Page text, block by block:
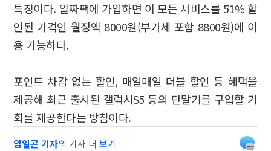
특징이다. 알짜팩에 가입하면 이 모든 서비스를 51% 할
인된 가격인 월정액 8000원(부가세 포함 8800원)에 이
용 가능하다.
포인트 차감 없는 할인, 매일매일 더블 할인 등 혜택을
제공해 최근 출시된 갤럭시S5 등의 단말기를 구입할 기
회를 제공한다는 방침이다.
임일곤 기자의 기사 더 보기